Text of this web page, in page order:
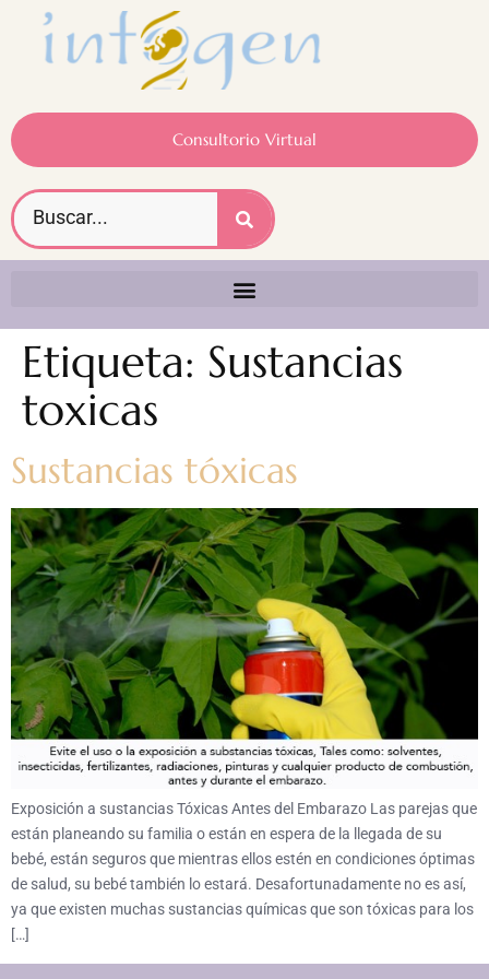
Consultorio Virtual
Etiqueta: Sustancias
toxicas
Sustancias tóxicas
Exposición a sustancias Tóxicas Antes del Embarazo Las parejas que
están planeando su familia o están en espera de la llegada de su
bebé, están seguros que mientras ellos estén en condiciones óptimas
de salud, su bebé también lo estará. Desafortunadamente no es así,
ya que existen muchas sustancias químicas que son tóxicas para los
[…]